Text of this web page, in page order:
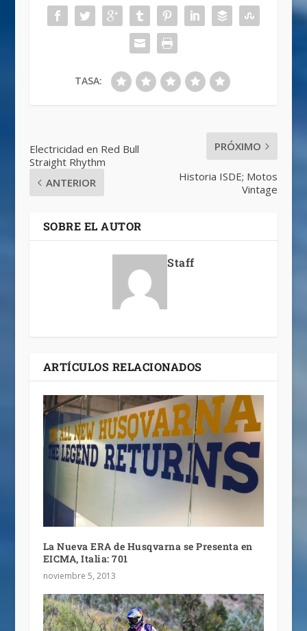
TASA:
Electricidad en Red Bull
Straight Rhythm
ANTERIOR
PRÓXIMO
Historia ISDE; Motos
Vintage
SOBRE EL AUTOR
Staff
ARTÍCULOS RELACIONADOS
La Nueva ERA de Husqvarna se Presenta en
EICMA, Italia: 701
noviembre 5, 2013